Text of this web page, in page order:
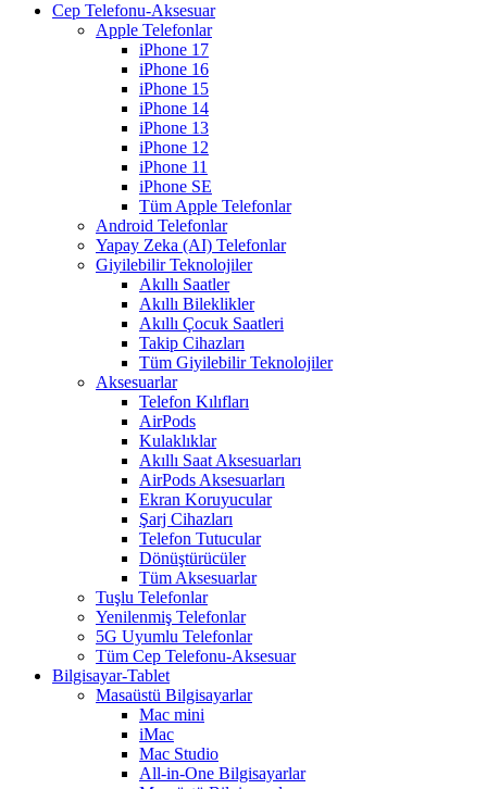
Cep Telefonu-Aksesuar
Apple Telefonlar
iPhone 17
iPhone 16
iPhone 15
iPhone 14
iPhone 13
iPhone 12
iPhone 11
iPhone SE
Tüm Apple Telefonlar
Android Telefonlar
Yapay Zeka (AI) Telefonlar
Giyilebilir Teknolojiler
Akıllı Saatler
Akıllı Bileklikler
Akıllı Çocuk Saatleri
Takip Cihazları
Tüm Giyilebilir Teknolojiler
Aksesuarlar
Telefon Kılıfları
AirPods
Kulaklıklar
Akıllı Saat Aksesuarları
AirPods Aksesuarları
Ekran Koruyucular
Şarj Cihazları
Telefon Tutucular
Dönüştürücüler
Tüm Aksesuarlar
Tuşlu Telefonlar
Yenilenmiş Telefonlar
5G Uyumlu Telefonlar
Tüm Cep Telefonu-Aksesuar
Bilgisayar-Tablet
Masaüstü Bilgisayarlar
Mac mini
iMac
Mac Studio
All-in-One Bilgisayarlar